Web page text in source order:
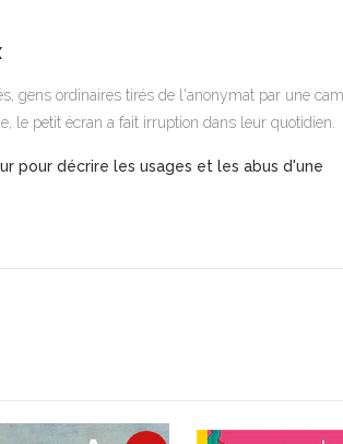
gens ordinaires tirés de l'anonymat par une
le petit écran a fait irruption dans leur quotidien.
pour décrire les usages et les abus d'une